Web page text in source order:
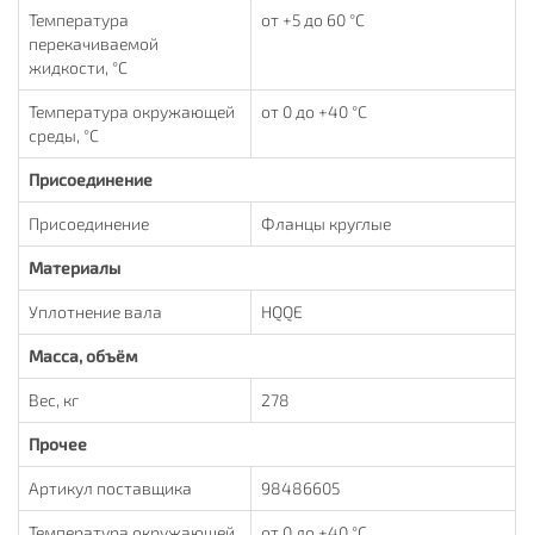
Температура
перекачиваемой
жидкости, °С
от +5 до 60 °С
Температура окружающей
среды, °С
от 0 до +40 °С
Присоединение
Присоединение Фланцы круглые
Материалы
Уплотнение вала HQQE
Масса, объём
Вес, кг 278
Прочее
Артикул поставщика 98486605